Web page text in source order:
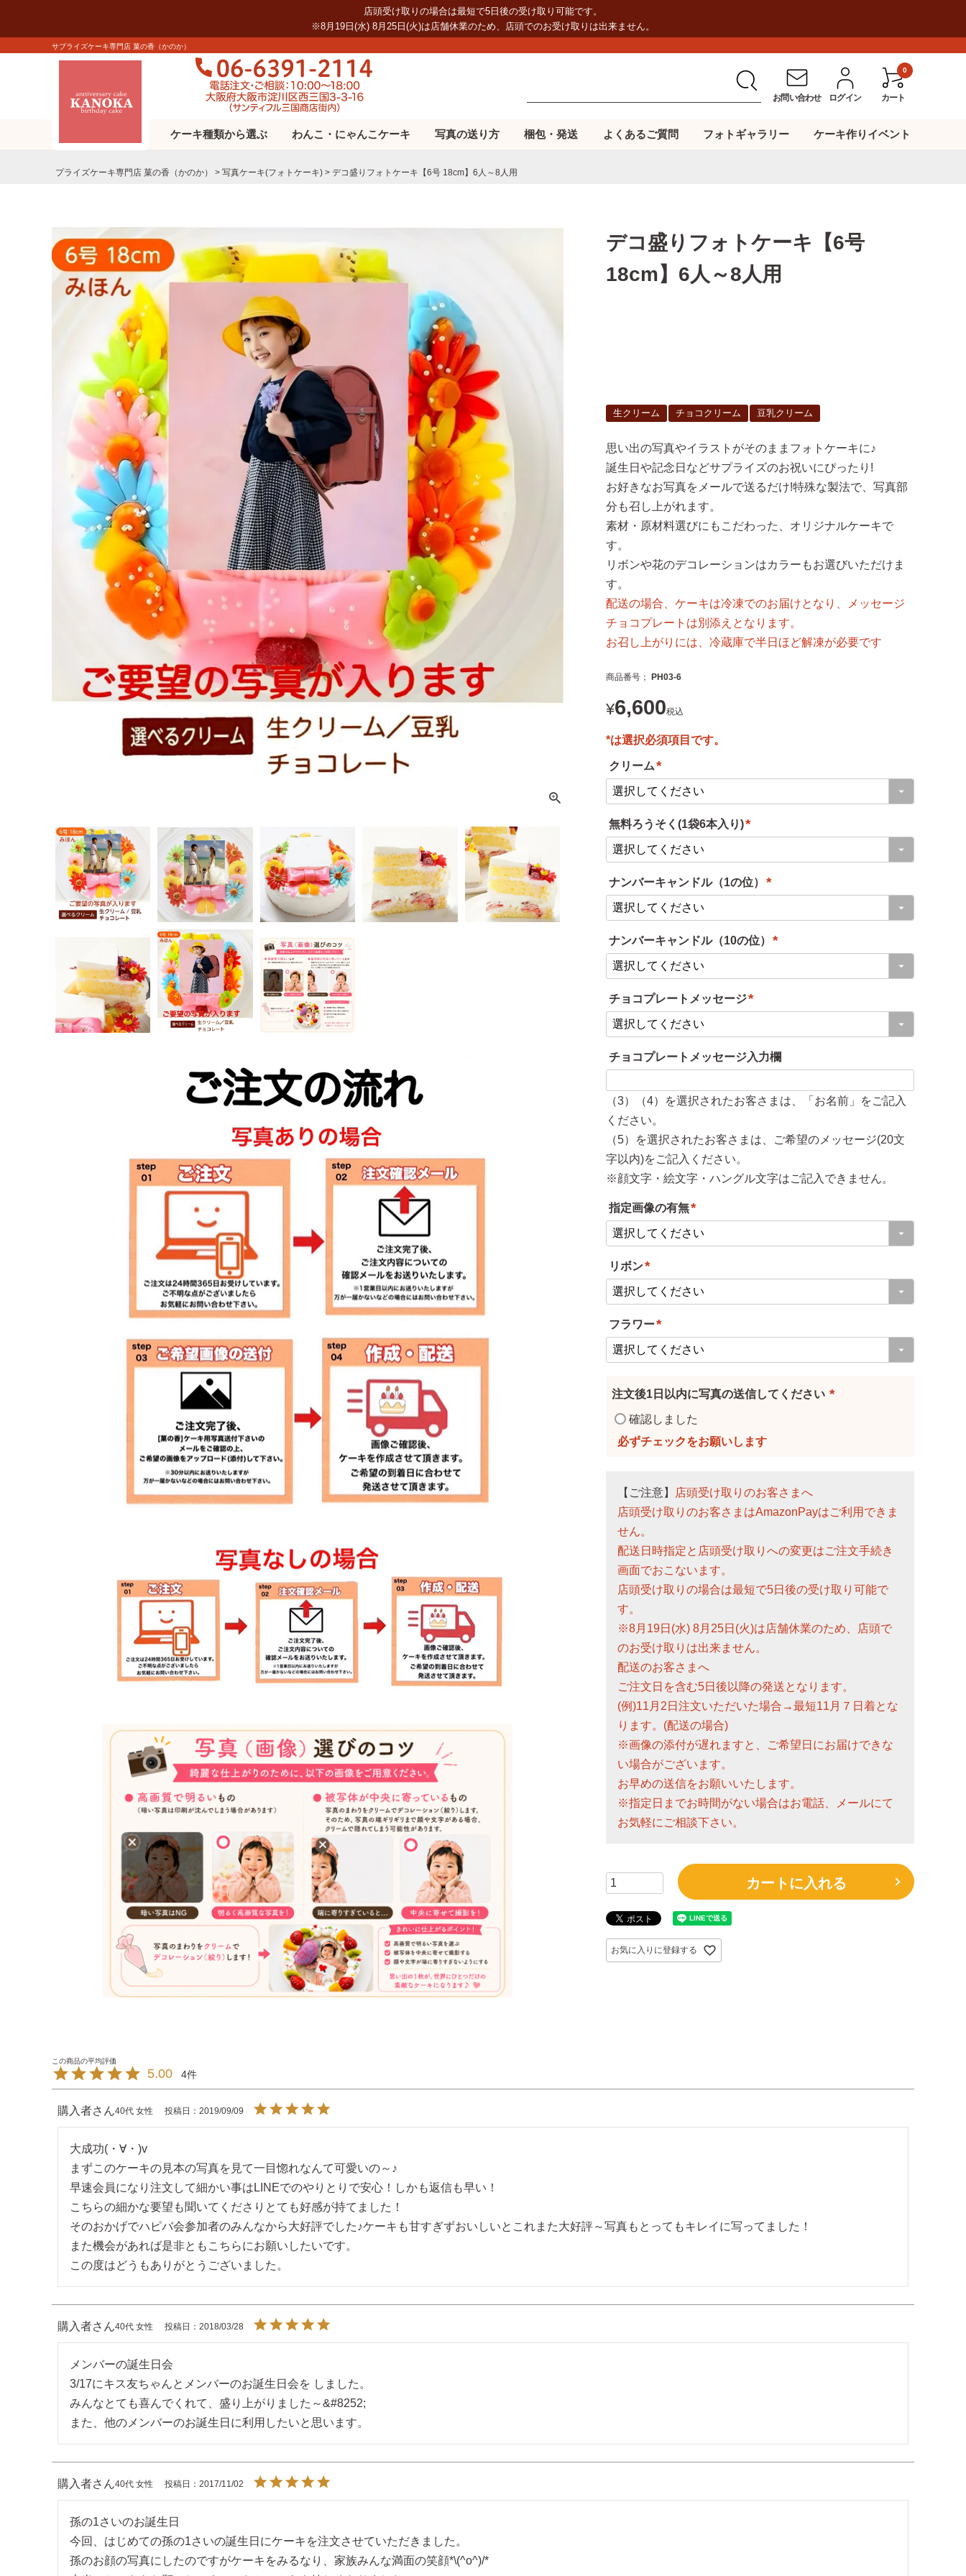
店頭受け取りの場合は最短で5日後の受け取り可能です。
※8月19日(水) 8月25日(火)は店舗休業のため、店頭でのお受け取りは出来ません。
サプライズケーキ専門店 菓の香（かのか）
お問い合わせ ログイン
0
カート
ケーキ種類から選ぶ わんこ・にゃんこケーキ 写真の送り方 梱包・発送 よくあるご質問 フォトギャラリー ケーキ作りイベント
プライズケーキ専⾨店 菓の⾹（かのか） 写真ケーキ(フォトケーキ) デコ盛りフォトケーキ【6号 18cm】6人～8人用
デコ盛りフォトケーキ【6号
18cm】6人～8人用
生クリーム チョコクリーム 豆乳クリーム
思い出の写真やイラストがそのままフォトケーキに♪
誕生日や記念日などサプライズのお祝いにぴったり!
お好きなお写真をメールで送るだけ!特殊な製法で、写真部
分も召し上がれます。
素材・原材料選びにもこだわった、オリジナルケーキで
す。
リボンや花のデコレーションはカラーもお選びいただけま
す。
配送の場合、ケーキは冷凍でのお届けとなり、メッセージ
チョコプレートは別添えとなります。
お召し上がりには、冷蔵庫で半日ほど解凍が必要です
商品番号 PH03-6
¥6,600税込
クリーム
(
必
須
)
無料ろうそく(1袋6本入り)
必
須
ナンバーキャンドル（1の位）
必
須
ナンバーキャンドル（10の位）
必
チョコプレートメッセージ
必
須
チョコプレートメッセージ入力欄
（3）（4）を選択されたお客さまは、「お名前」をご記入
ください。
（5）を選択されたお客さまは、ご希望のメッセージ(20文
字以内)をご記入ください。
※顔文字・絵文字・ハングル文字はご記入できません。
指定画像の有無
(
必
)
リボン
(
必
須
)
フラワー
(
必
注文後1日以内に写真の送信してください
確認しました
【ご注意】
店頭受け取りのお客さまへ
店頭受け取りのお客さまはAmazonPayはご利用できま
せん。
配送日時指定と店頭受け取りへの変更はご注文手続き
画面でおこないます。
店頭受け取りの場合は最短で5日後の受け取り可能で
す。
※8月19日(水) 8月25日(火)は店舗休業のため、店頭で
のお受け取りは出来ません。
配送のお客さまへ
ご注文日を含む5日後以降の発送となります。
(例)11月2日注文いただいた場合→最短11月７日着とな
ります。(配送の場合)
※画像の添付が遅れますと、ご希望日にお届けできな
い場合がございます。
お早めの送信をお願いいたします。
※指定日までお時間がない場合はお電話、メールにて
お気軽にご相談下さい。
お気に入りに登録する
カートに入れる
5.00 4
購入者 40代 女性 投稿日 2019/09/09
大成功(・∀・)v
まずこのケーキの見本の写真を見て一目惚れなんて可愛いの～♪
早速会員になり注文して細かい事はLINEでのやりとりで安心！しかも返信も早い！
こちらの細かな要望も聞いてくださりとても好感が持てました！
そのおかげでハピバ会参加者のみんなから大好評でした♪ケーキも甘すぎずおいしいとこれまた大好評～写真もとってもキレイに写ってました！
また機会があれば是非ともこちらにお願いしたいです。
この度はどうもありがとうございました。
購入者 40代 女性 投稿日 2018/03/28
メンバーの誕生日会
3/17にキス友ちゃんとメンバーのお誕生日会を しました。
みんなとても喜んでくれて、盛り上がりました～&#8252;
また、他のメンバーのお誕生日に利用したいと思います。
購入者 40代 女性 投稿日 2017/11/02
孫の1さいのお誕生日
今回、はじめての孫の1さいの誕生日にケーキを注文させていただきました。
孫のお顔の写真にしたのですがケーキをみるなり、家族みんな満面の笑顔*\(^o^)/*